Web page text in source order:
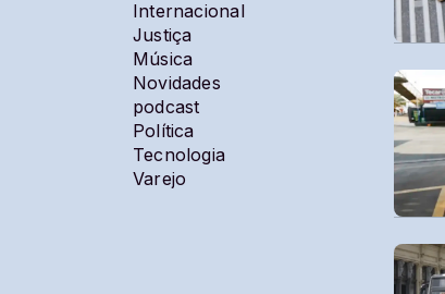
Internacional
Justiça
Música
Novidades
podcast
Política
Tecnologia
Varejo